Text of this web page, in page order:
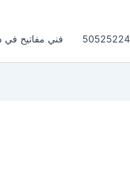
فني مفاتيح في